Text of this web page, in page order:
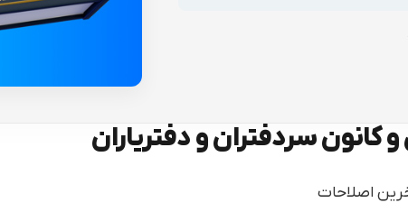
کانون سردفتران و دفتریاران